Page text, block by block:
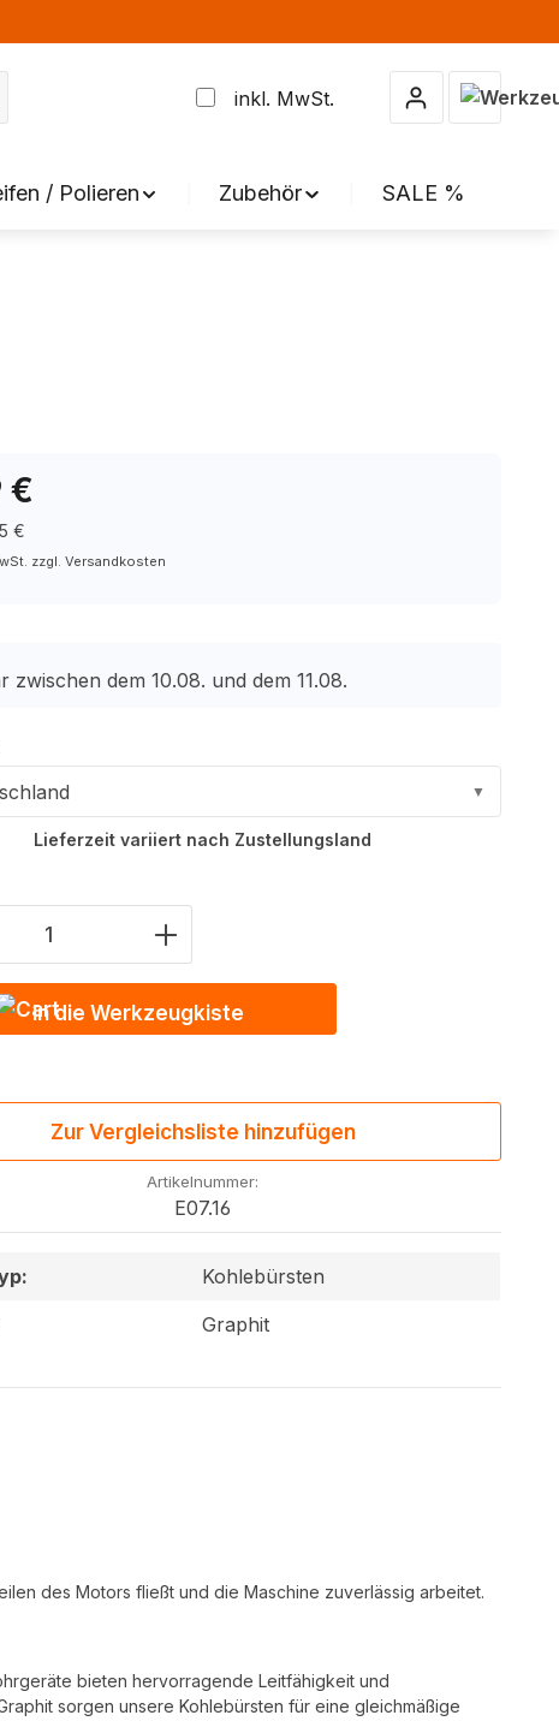
inkl. MwSt.
/ Polieren Zubehör SALE %
€
€
zzgl. Versandkosten
zwischen dem 10.08. und dem 11.08.
▼
Lieferzeit variiert nach Zustellungsland
Anzahl: Gib den gewünschten Wert
In die Werkzeugkiste
Zur Vergleichsliste hinzufügen
Artikelnummer:
E07.16
Kohlebürsten
Graphit
des Motors fließt und die Maschine zuverlässig arbeitet.
bieten hervorragende Leitfähigkeit und
sorgen unsere Kohlebürsten für eine gleichmäßige